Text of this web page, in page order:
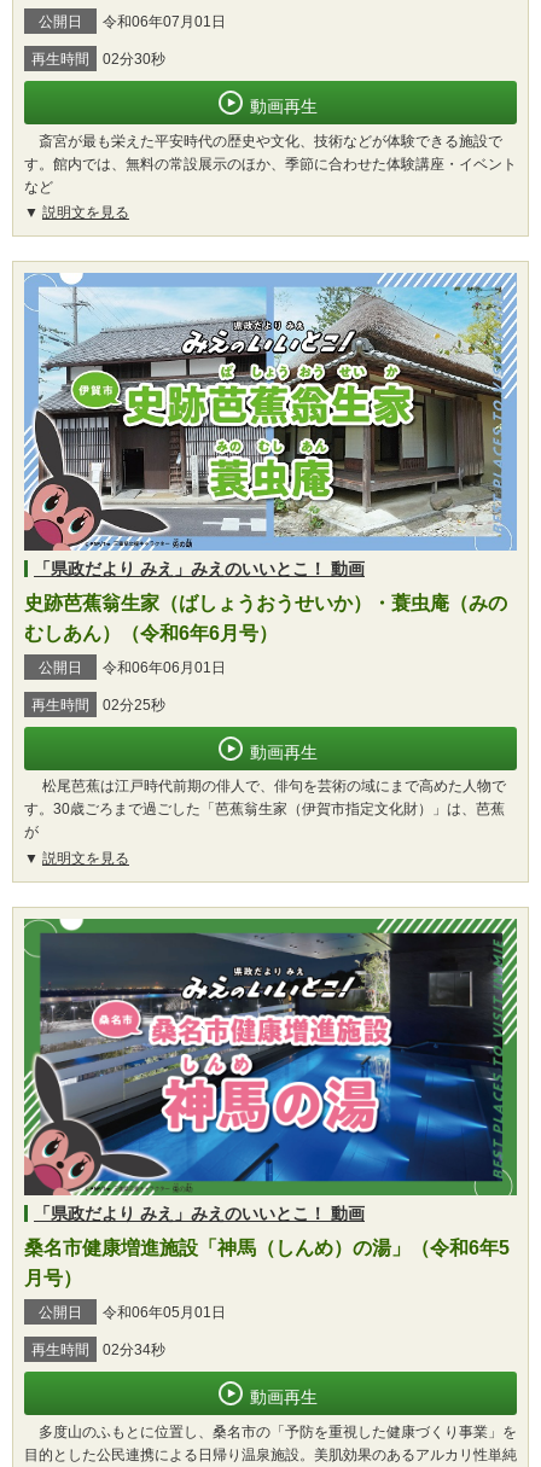
公開日 令和06年07月01日
再生時間 02分30秒
動画再生
斎宮が最も栄えた平安時代の歴史や文化、技術などが体験できる施設で
す。館内では、無料の常設展示のほか、季節に合わせた体験講座・イベント
など
説明文を見る
「県政だより みえ」みえのいいとこ！ 動画
史跡芭蕉翁生家（ばしょうおうせいか）・蓑虫庵（みの
むしあん）（令和6年6月号）
公開日 令和06年06月01日
再生時間 02分25秒
動画再生
松尾芭蕉は江戸時代前期の俳人で、俳句を芸術の域にまで高めた人物で
す。30歳ごろまで過ごした「芭蕉翁生家（伊賀市指定文化財）」は、芭蕉
が
説明文を見る
「県政だより みえ」みえのいいとこ！ 動画
桑名市健康増進施設「神馬（しんめ）の湯」（令和6年5
月号）
公開日 令和06年05月01日
再生時間 02分34秒
動画再生
多度山のふもとに位置し、桑名市の「予防を重視した健康づくり事業」を
目的とした公民連携による日帰り温泉施設。美肌効果のあるアルカリ性単純